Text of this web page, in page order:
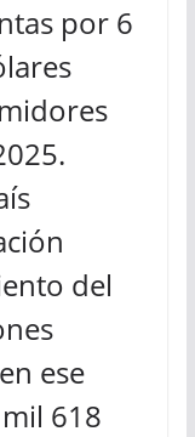
por 6
del
ese
618